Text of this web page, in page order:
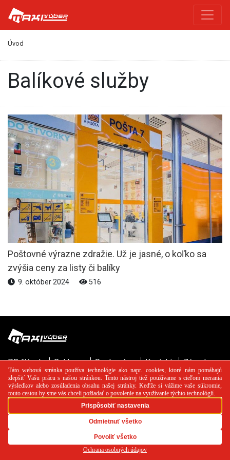
Úvod
balíkové služby
Poštovné výrazne zdražie. Už je jasné, o koľko sa
zvýšia ceny za listy či balíky
9. október 2024 516
PR článok Reklama Spolupráca Kontakt
Zásady
používania cookies
RSS